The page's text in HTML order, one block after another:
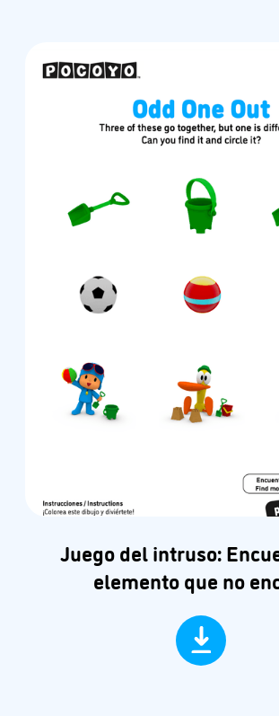
Juego del intruso:
elemento que no